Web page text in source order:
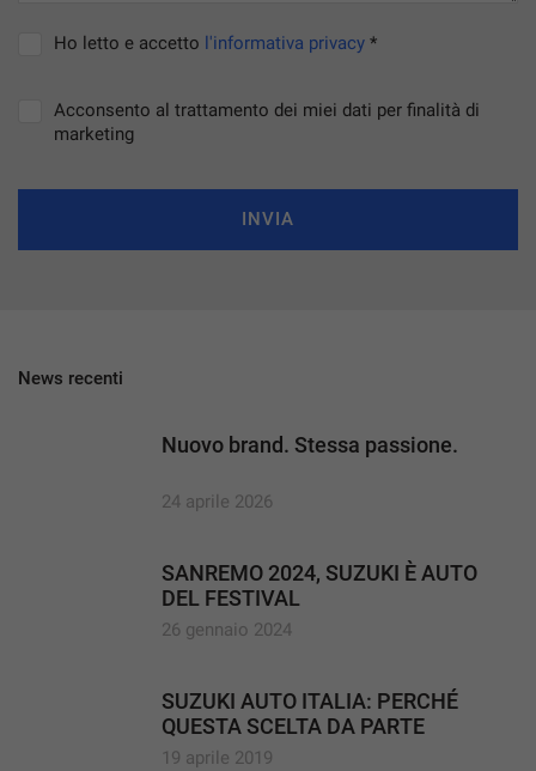
Ho letto e accetto l'informativa privacy *
Acconsento al trattamento dei miei dati per finalità di
marketing
INVIA
News recenti
Nuovo brand. Stessa passione.
24 aprile 2026
SANREMO 2024, SUZUKI È AUTO
DEL FESTIVAL
26 gennaio 2024
SUZUKI AUTO ITALIA: PERCHÉ
QUESTA SCELTA DA PARTE
NOSTRA?
19 aprile 2019